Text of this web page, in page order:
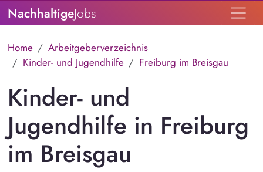
NachhaltigeJobs
Home
Arbeitgeberverzeichnis
Kinder- und Jugendhilfe
Freiburg im Breisgau
Kinder- und
Jugendhilfe in Freiburg
im Breisgau